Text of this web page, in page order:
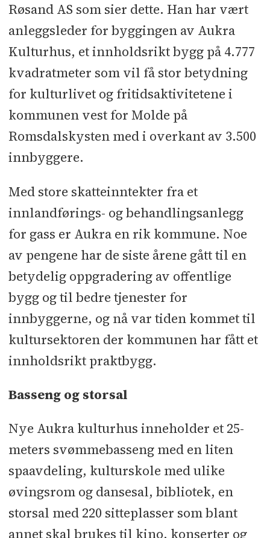
Totalentreprenør:Betonmast
Røsand
Kontraktssum:
186 millioner kroner
eks. mva.
Arkitekt, landskapsarkitekt,
interiørarkitekt:Asplan Viak
Rådgivere:
RIBbfy: Asplan ViaklRIVA: Structor
lRIVrør : FlatakerlRIVvent: GKl
RIE: Kvalsund lITB: Norconsult
Betong og tømmerarbeider:
Betonmast Røsand
Underentreprenører og
leverandører:
Elektro: EL24 l Rør:
Flataker VVS
Ventilasjon og
automasjon: GK
Grunnarbeider og
utomhus: Sivert Malmedal
Stålkonstruksjoner: AK Mekaniskel
Sandwichpanel TRP og taktekking:
Kalstad MonteringlBeslag: Langvas
lAluminiumsdører og fasader:
SolbjørlKaruselldør: Boon Edaml
Foldevegger: Trysil Byggprodukterl
Røsand AS som sier dette. Han har vært
anleggsleder for byggingen av Aukra
Kulturhus, et innholdsrikt bygg på 4.777
kvadratmeter som vil få stor betydning
for kulturlivet og fritidsaktivitetene i
kommunen vest for Molde på
Romsdalskysten med i overkant av 3.500
innbyggere.
Med store skatteinntekter fra et
innlandførings- og behandlingsanlegg
for gass er Aukra en rik kommune. Noe
av pengene har de siste årene gått til en
betydelig oppgradering av offentlige
bygg og til bedre tjenester for
innbyggerne, og nå var tiden kommet til
kultursektoren der kommunen har fått et
innholdsrikt praktbygg.
Basseng og storsal
Nye Aukra kulturhus inneholder et 25-
meters svømmebasseng med en liten
spaavdeling, kulturskole med ulike
øvingsrom og dansesal, bibliotek, en
storsal med 220 sitteplasser som blant
annet skal brukes til kino, konserter og